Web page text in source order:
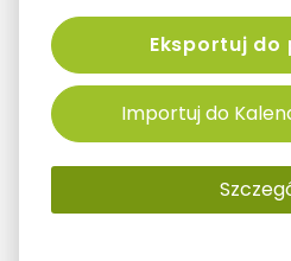
Eksportuj do
Importuj do